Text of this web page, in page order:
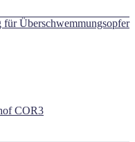
Überschwemmungsopfer
COR3